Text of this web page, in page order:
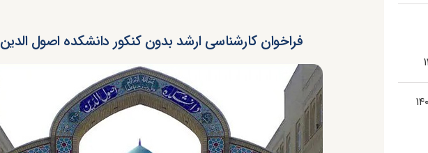
فراخوان کارشناسی ارشد بدون کنکور دانشکده اصول الدین ۱۴۰۴